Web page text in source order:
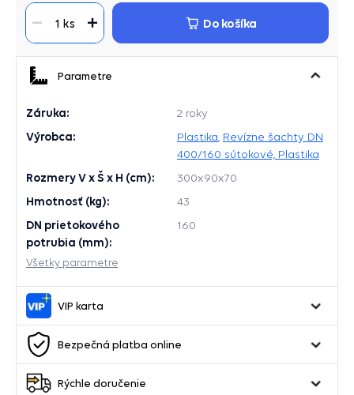
1 ks Do košíka
Parametre
Záruka: 2 roky
Výrobca: Plastika Revízne šachty DN
400/160 sútokové, Plastika
Rozmery V x Š x H (cm): 300x90x70
Hmotnosť (kg): 43
DN prietokového
potrubia (mm):
160
Všetky parametre
VIP karta
Bezpečná platba online
Rýchle doručenie